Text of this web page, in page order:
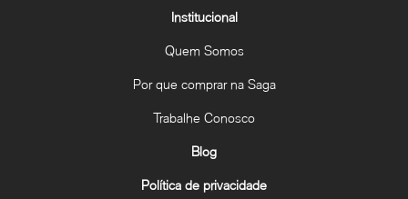
Institucional
Quem Somos
Por que comprar na Saga
Trabalhe Conosco
Blog
Política de privacidade